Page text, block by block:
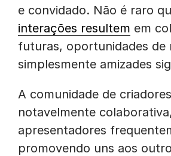
e convidado. Não é raro
interações resultem em
futuras, oportunidades de
simplesmente amizades
A comunidade de
notavelmente
apresentadores
promovendo uns aos